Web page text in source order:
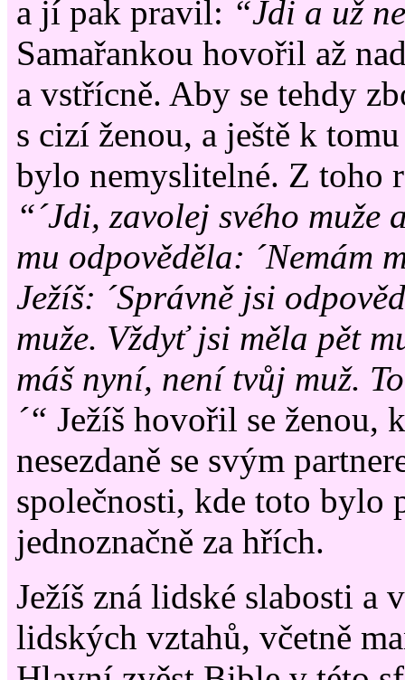
a jí pak pravil: “Jdi a už
Samařankou hovořil až
a vstřícně. Aby se tehdy
s cizí ženou, a ještě k
bylo nemyslitelné. Z toho
“´Jdi, zavolej svého muže
mu odpověděla: ´Nemám
Ježíš: ´Správně jsi
muže. Vždyť jsi měla pět
máš nyní, není tvůj muž.
´“ Ježíš hovořil se ženou,
nesezdaně se svým
společnosti, kde toto bylo
jednoznačně za hřích.
Ježíš zná lidské slabosti a
lidských vztahů, včetně